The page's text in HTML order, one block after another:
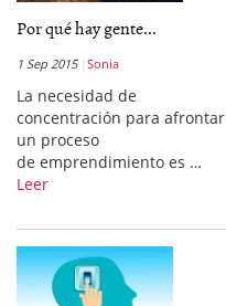
Por qué hay gente...
1 Sep 2015 Sonia
La necesidad de
concentración para afrontar
un proceso
de emprendimiento es …
Leer